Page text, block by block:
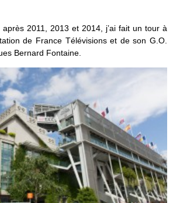
2011, 2013 et 2014, j’ai fait un tour à
de France Télévisions et de son G.O.
Bernard Fontaine.